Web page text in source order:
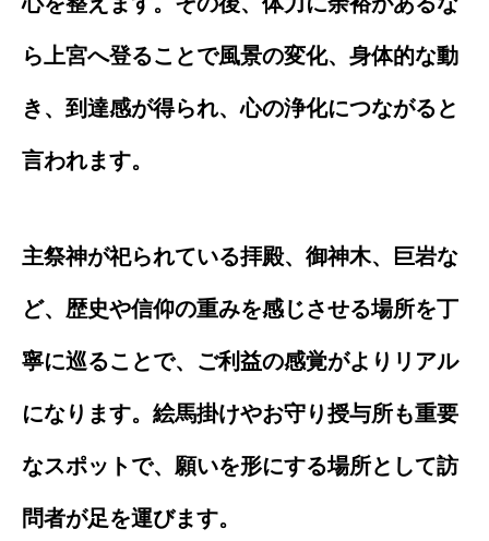
ら上宮へ登ることで風景の変化、身体的な動
き、到達感が得られ、心の浄化につながると
言われます。
主祭神が祀られている拝殿、御神木、巨岩な
ど、歴史や信仰の重みを感じさせる場所を丁
寧に巡ることで、ご利益の感覚がよりリアル
になります。絵馬掛けやお守り授与所も重要
なスポットで、願いを形にする場所として訪
問者が足を運びます。